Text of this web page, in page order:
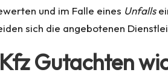
und im Falle eines Unfalls
sich die angebotenen
Gutachten